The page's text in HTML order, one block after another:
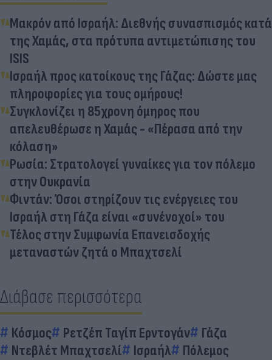
Μακρόν από Ισραήλ: Διεθνής συνασπισμός κατά
της Χαμάς, στα πρότυπα αντιμετώπισης του
ISIS
Ισραήλ προς κατοίκους της Γάζας: Δώστε μας
πληροφορίες για τους ομήρους!
Συγκλονίζει η 85χρονη όμηρος που
απελευθέρωσε η Χαμάς - «Πέρασα από την
κόλαση»
Ρωσία: Στρατολογεί γυναίκες για τον πόλεμο
στην Ουκρανία
Φιντάν: Όσοι στηρίζουν τις ενέργειες του
Ισραήλ στη Γάζα είναι «συνένοχοί» του
Τέλος στην Συμφωνία Επανεισδοχής
μεταναστών ζητά ο Μπαχτσελί
Διάβασε περισσότερα
Κόσμος Ρετζέπ Ταγίπ Ερντογάν
Γάζα
Ντεβλέτ Μπαχτσελί
Ισραήλ
Πόλεμος